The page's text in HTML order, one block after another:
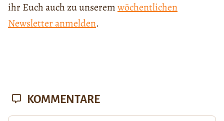
ihr Euch auch zu unseremwöchentlichen
Newsletter anmelden.
KOMMENTARE